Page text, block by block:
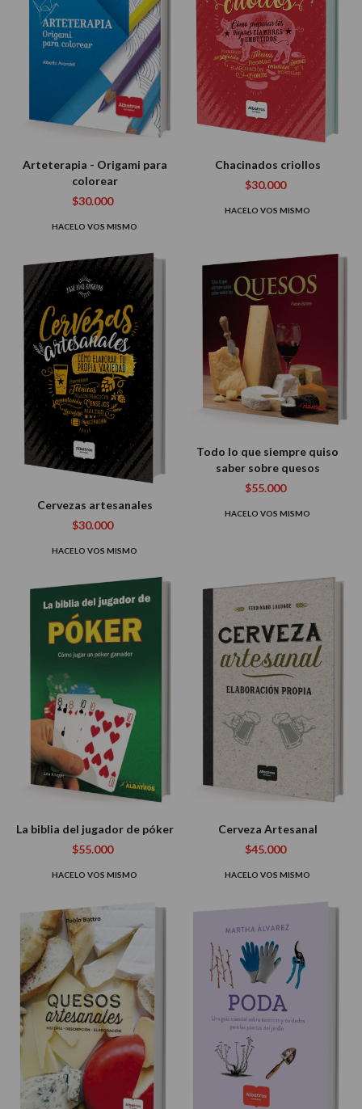
Arteterapia - Origami para
colorear
$30.000
HACELO VOS MISMO
Chacinados criollos
$30.000
HACELO VOS MISMO
Cervezas artesanales
$30.000
HACELO VOS MISMO
Todo lo que siempre quiso
saber sobre quesos
$55.000
HACELO VOS MISMO
La biblia del jugador de póker
$55.000
HACELO VOS MISMO
Cerveza Artesanal
$45.000
HACELO VOS MISMO